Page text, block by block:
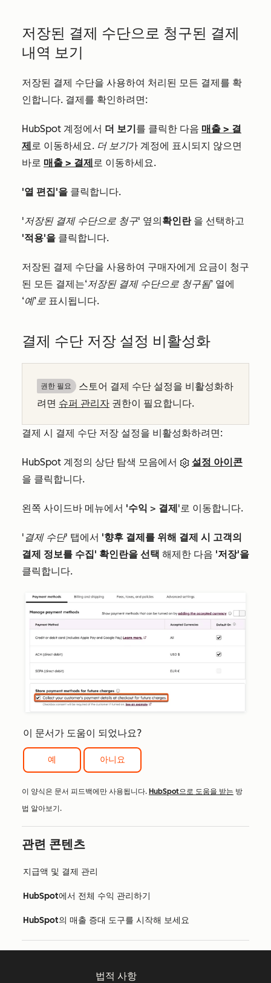
저장된 결제 수단으로 청구된 결제
내역 보기
저장된 결제 수단을 사용하여 처리된 모든 결제를 확
인합니다. 결제를 확인하려면:
HubSpot 계정에서 더 보기 를 클릭한 다음 매출 > 결
제 로 이동하세요. 더 보기가 계정에 표시되지 않으면
바로 매출 > 결제 로 이동하세요.
'열 편집'을 클릭합니다.
'저장된 결제 수단으로 청구' 옆의 확인란을 선택하고
'적용'을 클릭합니다.
저장된 결제 수단을 사용하여 구매자에게 요금이 청구
된 모든 결제는‘저장된 결제 수단으로 청구됨’ 열에
‘예’로 표시됩니다.
결제 수단 저장 설정 비활성화
권한 필요
스토어 결제 수단 설정을 비활성화하
려면 슈퍼 관리자 권한이 필요합니다.
결제 시 결제 수단 저장 설정을 비활성화하려면:
HubSpot 계정의 상단 탐색 모음에서
설정 아이콘
을 클릭합니다.
왼쪽 사이드바 메뉴에서 '수익 > 결제 '로 이동합니다.
'결제 수단' 탭에서 '향후 결제를 위해 결제 시 고객의
결제 정보를 수집' 확인란을 선택 해제한 다음 '저장'을
클릭합니다.
이 문서가 도움이 되었나요?
예 아니요
이 양식은 문서 피드백에만 사용됩니다. HubSpot으로 도움을 받는 방
법 알아보기.
관련 콘텐츠
지급액 및 결제 관리
HubSpot에서 전체 수익 관리하기
HubSpot의 매출 증대 도구를 시작해 보세요
법적 사항